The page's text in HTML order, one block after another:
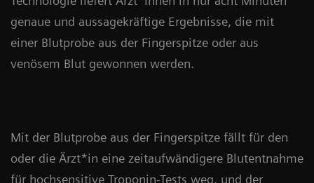
genaue und aussagekräftige Ergebnisse, die mit
einer Blutprobe aus der Fingerspitze oder aus
venösem Blut gewonnen werden.
Mit der Blutprobe aus der Fingerspitze fällt für den
oder die Ärzt*in eine zeitaufwändigere Blutentnahme
für hochsensitive Troponin-Tests weg, und der